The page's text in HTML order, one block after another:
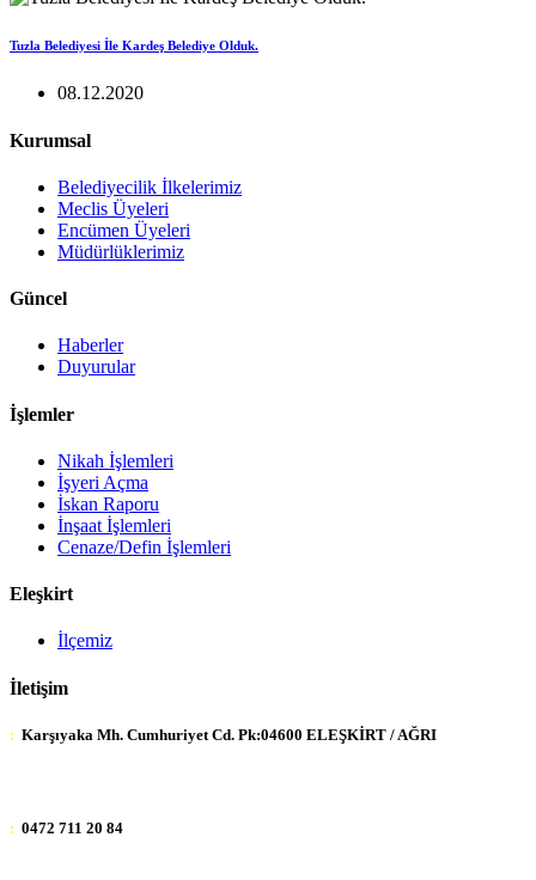
Tuzla Belediyesi İle Kardeş Belediye Olduk.
08.12.2020
Kurumsal
Belediyecilik İlkelerimiz
Meclis Üyeleri
Encümen Üyeleri
Müdürlüklerimiz
Güncel
Haberler
Duyurular
İşlemler
Nikah İşlemleri
İşyeri Açma
İskan Raporu
İnşaat İşlemleri
Cenaze/Defin İşlemleri
Eleşkirt
İlçemiz
İletişim
: Karşıyaka Mh. Cumhuriyet Cd. Pk:04600 ELEŞKİRT / AĞRI
: 0472 711 20 84